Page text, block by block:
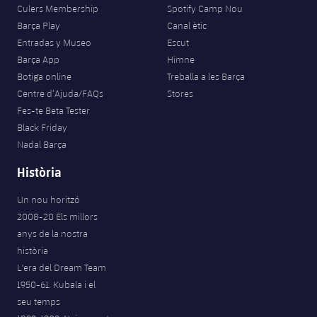
Serveis Mèdics
Accessibilitat
Acreditacions
Instal·lacions
SUB8 B
Fotos
Història
Palmarès
Infantil A
Infantil B
Entrades
Resultats
Classificació
Jugadors
Fotos
Palmarès
Història
Calendari
Resultats
Jugadors
plusicon
més
Juvenil
Cadet
Infantil
Aleví
PLUSICON
MÉS
Primer equip
plusicon
més
Actualitat
Entrades
Classificació
Barça Atlètic
Calendari
plusicon
més
Barça C
Junior
Campus Estiu
PLUSICON
MÉS
Informació general
plusicon
més
Culers Membership
Barça Play
Entradas y Museo
Barça App
Botiga online
Centre d’Ajuda/FAQs
Fes-te Beta Tester
Black Friday
Nadal Barça
Spotify Camp Nou
Canal ètic
Escut
Himne
Treballa a les Barça
Stores
Història
Un nou horitzó
2008-20 Els millors
anys de la nostra
història
L'era del Dream Team
1950-61. Kubala i el
seu temps